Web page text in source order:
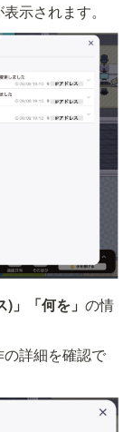
示されます。
」「何を」 の情
詳細を確認で